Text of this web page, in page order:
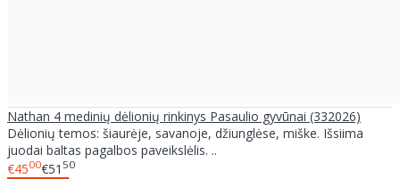
Nathan 4 medinių dėlionių rinkinys Pasaulio gyvūnai (332026)
Dėlionių temos: šiaurėje, savanoje, džiunglėse, miške. Išsiima
juodai baltas pagalbos paveikslėlis. ..
€4500€51 50